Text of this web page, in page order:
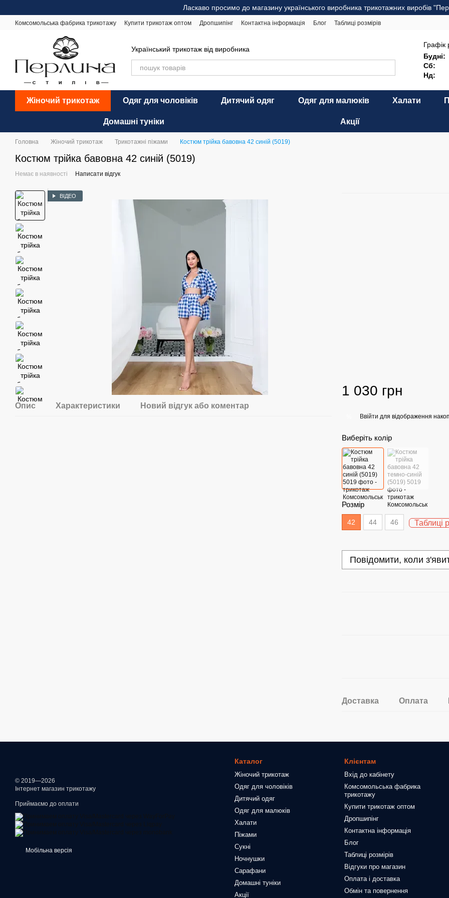
Ласкаво просимо до магазину українського виробника трикотажних виробів
Комсомольська фабрика трикотажу Купити трикотаж оптом Дропшипінг Контактна інформація Блог
Таблиці розмірів
Український трикотаж від виробника
Графік
Будні:
Сб:
Нд:
Жіночий трикотаж Одяг для чоловіків Дитячий одяг Одяг для малюків Халати
Домашні туніки Акції
Головна Жіночий трикотаж Трикотажні піжами Костюм трійка бавовна 42 синій (5019)
Костюм трійка бавовна 42 синій (5019)
Немає в наявності Написати відгук
ВІДЕО
Опис Характеристики Новий відгук або коментар
1 030 грн
Ввійти для відображення
Виберіть колір
Розмір
42 44 46 Таблиці
Повідомити, коли
Доставка Оплата
© 2019—2026
Інтернет магазин трикотажу
Приймаємо до оплати
Мобільна версія
Каталог
Жіночий трикотаж
Одяг для чоловіків
Дитячий одяг
Одяг для малюків
Халати
Піжами
Сукні
Ночнушки
Сарафани
Домашні туніки
Акції
Клієнтам
Вхід до кабінету
Комсомольська фабрика
трикотажу
Купити трикотаж оптом
Дропшипінг
Контактна інформація
Блог
Таблиці розмірів
Відгуки про магазин
Оплата і доставка
Обмін та повернення